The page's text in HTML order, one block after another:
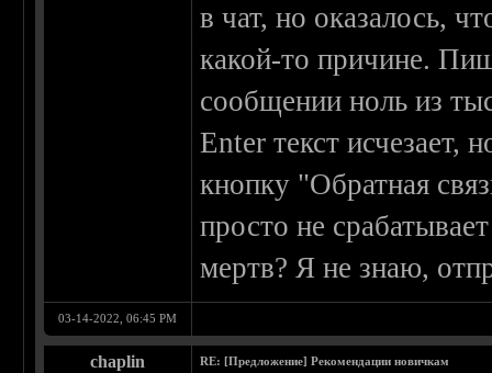
в чат, но оказалось,
какой-то причине.
сообщении ноль из
Enter текст исчезает,
кнопку "Обратная
просто не
мертв? Я не знаю,
03-14-2022, 06:45 PM
chaplin RE: [Предложение] Рекомендации новичкам